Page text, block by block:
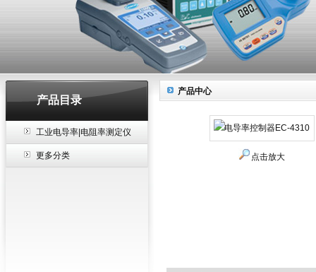
产品目录
工业电导率|电阻率测定仪
更多分类
产品中心
点击放大